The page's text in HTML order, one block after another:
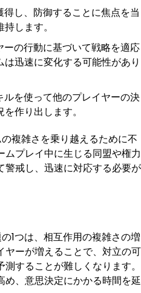
し、防御することに焦点を当
します。
ーの行動に基づいて戦略を適応
迅速に変化する可能性があり
ルを使って他のプレイヤーの決
作り出します。
複雑さを乗り越えるために不
プレイ中に生じる同盟や権力
戒し、迅速に対応する必要が
1つは、相互作用の複雑さの増
ーが増えることで、対立の可
することが難しくなります。
め、意思決定にかかる時間を延